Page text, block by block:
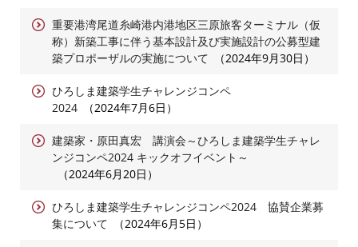
重要港湾尾道糸崎港内港地区三原旅客ターミナル（仮
称）新築工事に伴う基本設計及び実施設計の公募型建
築プロポーザルの実施について
2024年9月30日
ひろしま建築学生チャレンジコンペ
2024
2024年7月6日
建築家・原田真宏 講演会～ひろしま建築学生チャレ
ンジコンペ2024 キックオフイベント～
2024年6月20日
ひろしま建築学生チャレンジコンペ2024 協賛企業募
集について
2024年6月5日